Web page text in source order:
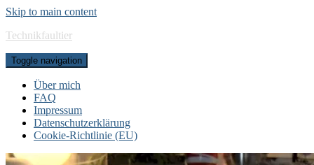
Skip to main content
Technikfaultier
Toggle navigation
Über mich
FAQ
Impressum
Datenschutzerklärung
Cookie-Richtlinie (EU)